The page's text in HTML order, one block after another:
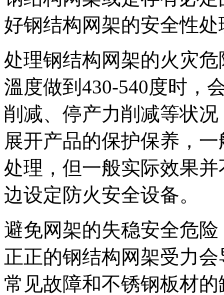
好钢结构网架的安全性
处理钢结构网架的火灾
溫度做到430-540度时，
削减、停产力削减等状
展开产品的保护保养，
处理，但一般实际效果
边设定防火安全设备。
避免网架的失稳安全危
正正的钢结构网架受力
常见故障和不锈钢板材